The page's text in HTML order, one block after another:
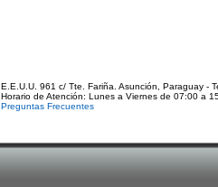
E.E.U.U. 961 c/ Tte. Fariña. Asunción, Paraguay -
Horario de Atención: Lunes a Viernes de 07:00 a
Preguntas Frecuentes